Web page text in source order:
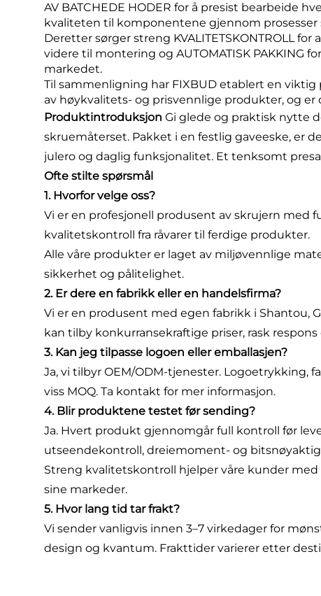
AV BATCHEDE HODER for å presist bearbeide
kvaliteten til komponentene gjennom prosesser
Deretter sørger streng KVALITETSKONTROLL
videre til montering og AUTOMATISK PAKKING
markedet.
Til sammenligning har FIXBUD etablert en
av høykvalitets- og prisvennlige produkter, og
Produktintroduksjon Gi glede og praktisk nytte
skruemåterset. Pakket i en festlig gaveeske, er
julero og daglig funksjonalitet. Et tenksomt
Ofte stilte spørsmål
1. Hvorfor velge oss?
Vi er en profesjonell produsent av skrujern
kvalitetskontroll fra råvarer til ferdige produkter.
Alle våre produkter er laget av miljøvennlige
sikkerhet og pålitelighet.
2. Er dere en fabrikk eller en handelsfirma?
Vi er en produsent med egen fabrikk i Shantou,
kan tilby konkurransekraftige priser, rask
3. Kan jeg tilpasse logoen eller emballasjen?
Ja, vi tilbyr OEM/ODM-tjenester. Logoetrykking,
viss MOQ. Ta kontakt for mer informasjon.
4. Blir produktene testet før sending?
Ja. Hvert produkt gjennomgår full kontroll før
utseendekontroll, dreiemoment- og
Streng kvalitetskontroll hjelper våre kunder
sine markeder.
5. Hvor lang tid tar frakt?
Vi sender vanligvis innen 3–7 virkedager for
design og kvantum. Frakttider varierer etter